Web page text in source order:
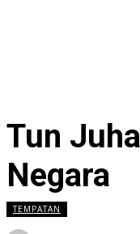
Tun
Negara
TEMPATAN